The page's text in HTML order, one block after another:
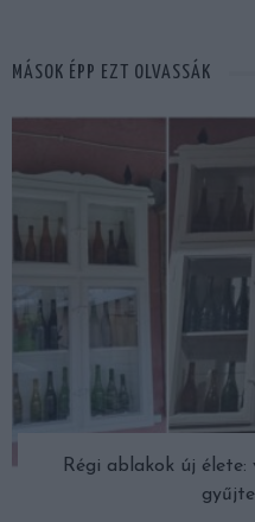
MÁSOK ÉPP EZT OLVASSÁK
Régi ablakok új